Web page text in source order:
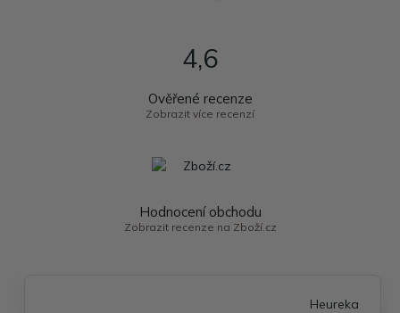
4,6
Ověřené recenze
Zobrazit více recenzí
Hodnocení obchodu
Zobrazit recenze na Zboží.cz
Heureka